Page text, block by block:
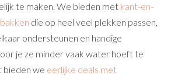
te maken. We bieden met kant-en-
die op heel veel plekken passen,
ondersteunen en handige
je ze minder vaak water hoeft te
bieden we eerlijke deals met